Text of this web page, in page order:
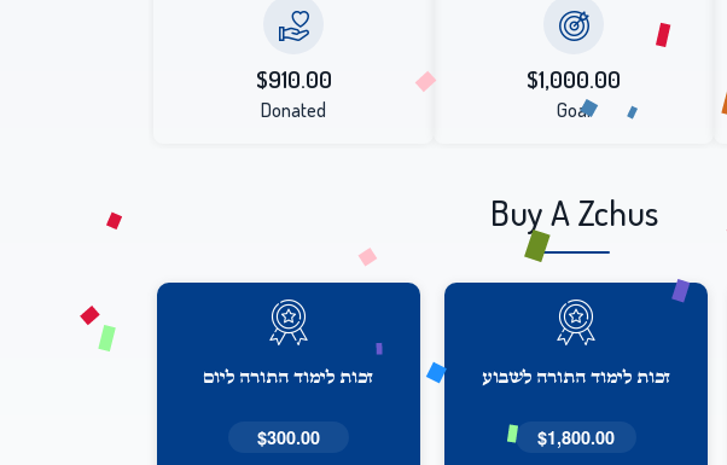
$910.00
Donated
$1,000.00
Goal
Buy A Zchus
זכות לימוד התורה לשבוע
$1,800.00
זכות לימוד התורה ליום
$300.00